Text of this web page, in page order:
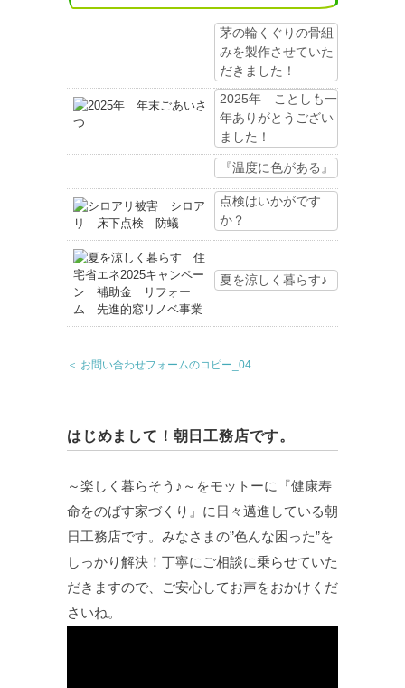
茅の輪くぐりの骨組
みを製作させていた
だきました！
2025年 ことしも一
年ありがとうござい
ました！
『温度に色がある』
点検はいかがです
か？
夏を涼しく暮らす♪
＜ お問い合わせフォームのコピー_04
はじめまして！朝日工務店です。
～楽しく暮らそう♪～をモットーに『健康寿
命をのばす家づくり』に日々邁進している朝
日工務店です。みなさまの”色んな困った”を
しっかり解決！丁寧にご相談に乗らせていた
だきますので、ご安心してお声をおかけくだ
さいね。